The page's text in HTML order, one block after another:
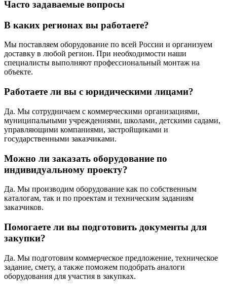
Часто задаваемые вопросы
В каких регионах вы работаете?
Мы поставляем оборудование по всей России и организуем
доставку в любой регион. При необходимости наши
специалисты выполняют профессиональный монтаж на
объекте.
Работаете ли вы с юридическими лицами?
Да. Мы сотрудничаем с коммерческими организациями,
муниципальными учреждениями, школами, детскими садами,
управляющими компаниями, застройщиками и
государственными заказчиками.
Можно ли заказать оборудование по
индивидуальному проекту?
Да. Мы производим оборудование как по собственным
каталогам, так и по проектам и техническим заданиям
заказчиков.
Помогаете ли вы подготовить документы для
закупки?
Да. Мы подготовим коммерческое предложение, техническое
задание, смету, а также поможем подобрать аналоги
оборудования для участия в закупках.